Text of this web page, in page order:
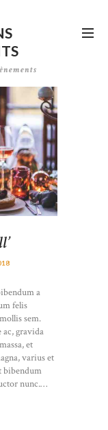
a
felis
sem.
ac, gravida
et
varius et
bibendum
nunc.…